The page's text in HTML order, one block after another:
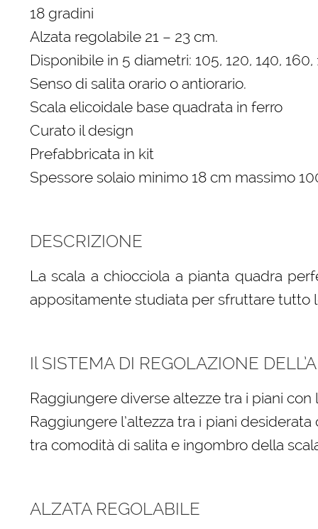
18 gradini
Alzata regolabile 21 – 23 cm.
Disponibile in 5 diametri: 105, 120, 140,
Senso di salita orario o antiorario.
Scala elicoidale base quadrata in ferro
Curato il design
Prefabbricata in kit
Spessore solaio minimo 18 cm massimo
DESCRIZIONE
La scala a chiocciola a pianta quadra
appositamente studiata per sfruttare tutto
Il SISTEMA DI REGOLAZIONE
Raggiungere diverse altezze tra i piani
Raggiungere l’altezza tra i piani
tra comodità di salita e ingombro della
ALZATA REGOLABILE